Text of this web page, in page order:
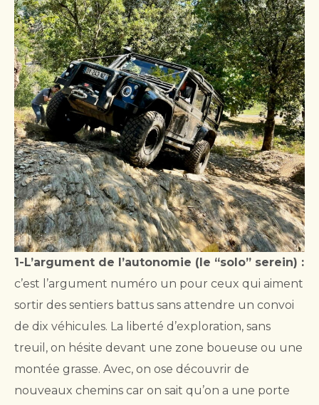
1-L’argument de l’autonomie (le “solo” serein) :
c’est l’argument numéro un pour ceux qui aiment
sortir des sentiers battus sans attendre un convoi
de dix véhicules. La liberté d’exploration, sans
treuil, on hésite devant une zone boueuse ou une
montée grasse. Avec, on ose découvrir de
nouveaux chemins car on sait qu’on a une porte